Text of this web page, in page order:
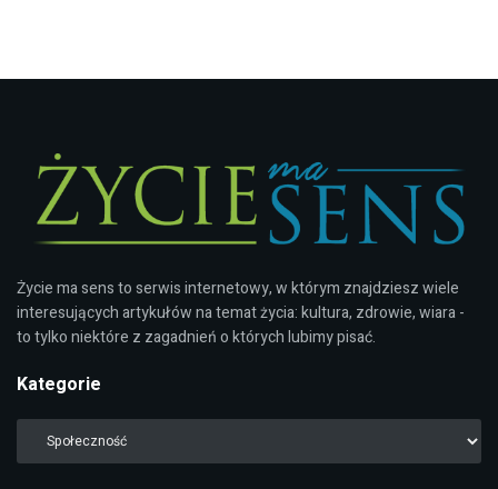
Życie ma sens to serwis internetowy, w którym znajdziesz wiele
interesujących artykułów na temat życia: kultura, zdrowie, wiara -
to tylko niektóre z zagadnień o których lubimy pisać.
Kategorie